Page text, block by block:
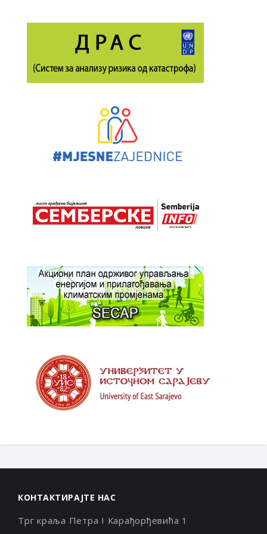
КОНТАКТИРАЈТЕ НАС
Трг краља Петра I Карађорђевића 1